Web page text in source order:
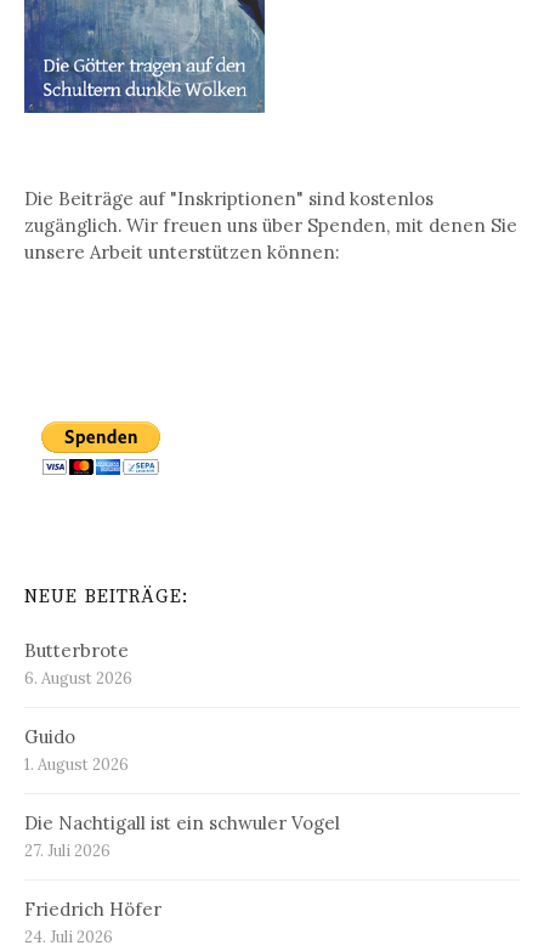
Die Beiträge auf "Inskriptionen" sind kostenlos
zugänglich. Wir freuen uns über Spenden, mit denen Sie
unsere Arbeit unterstützen können:
NEUE BEITRÄGE:
Butterbrote
6. August 2026
Guido
1. August 2026
Die Nachtigall ist ein schwuler Vogel
27. Juli 2026
Friedrich Höfer
24. Juli 2026